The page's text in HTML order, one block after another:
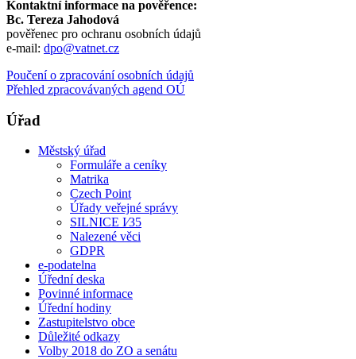
Kontaktní informace na pověřence:
Bc. Tereza Jahodová
pověřenec pro ochranu osobních údajů
e-mail: dpo@vatnet.cz
Poučení o zpracování osobních údajů
Přehled zpracovávaných agend OÚ
Úřad
Městský úřad
Formuláře a ceníky
Matrika
Czech Point
Úřady veřejné správy
SILNICE I⁄35
Nalezené věci
GDPR
e-podatelna
Úřední deska
Povinné informace
Úřední hodiny
Zastupitelstvo obce
Důležité odkazy
Volby 2018 do ZO a senátu